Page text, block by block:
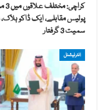
پولیس مقابلے، ایک ڈاکو
سمیت 3 گرفتار
انٹرنیشنل